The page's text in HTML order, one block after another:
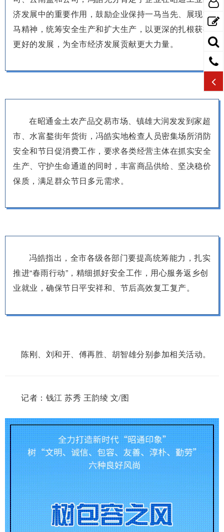
济发展中的重要作用，鼓励企业保持一马当先、展现龙
马精神，统筹安全生产和扩大生产，以更深的扎根获得
更好的发展，为全市经济发展贡献更大力量。
在昭通金土农产品交易市场、镇雄大润发发到家超
市、水富鍪街年货街，冯皓实地检查人员密集场所消防
安全和节日促消费工作，要求各类经营主体在抓实安全
生产、守护生命通道的同时，丰富商品供给、坚决稳价
保质，满足群众节日多元需求。
冯皓指出，全市各级各部门要提高统筹能力，扎实
推进“春雨行动”，精细抓好安全工作，用心服务返乡创
业就业，确保节日平安祥和、节后高效复工复产。
陈刚、刘和开、傅再胜、胡智雄分别参加相关活动。
记者：钱江 苏秀 王韵绫 文/图